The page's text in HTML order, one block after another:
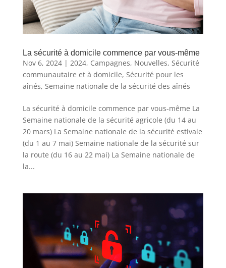
La sécurité à domicile commence par vous-même
Nov 6, 2024| 2024, Campagnes, Nouvelles, Sécurité
communautaire et à domicile, Sécurité pour les
aînés, Semaine nationale de la sécurité des aînés
La sécurité à domicile commence par vous-même La
Semaine nationale de la sécurité agricole (du 14 au
20 mars) La Semaine nationale de la sécurité estivale
(du 1 au 7 mai) Semaine nationale de la sécurité sur
la route (du 16 au 22 mai) La Semaine nationale de
la...